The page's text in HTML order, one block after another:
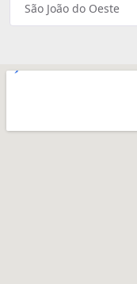
São João do Oeste